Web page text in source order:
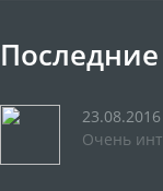
23.08.2016
Очень